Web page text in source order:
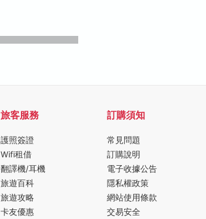
旅客服務
護照簽證
Wifi租借
翻譯機/耳機
旅遊百科
旅遊攻略
卡友優惠
訂購須知
常見問題
訂購說明
電子收據公告
隱私權政策
網站使用條款
交易安全